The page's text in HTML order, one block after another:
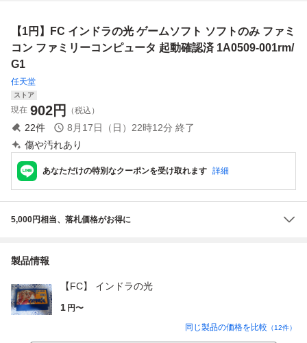
ータ
ンピュータ
【1円】FC インドラの光 ゲームソフト ソフトのみ ファミ
コン ファミリーコンピュータ 起動確認済 1A0509-001rm/
G1
任天堂
ストア
現在 902円 （税込）
22件 8月17日（日）22時12分 終了
傷や汚れあり
あなただけの特別なクーポンを受け取れます 詳細
5,000円相当、落札価格がお得に
製品情報
【FC】 インドラの光
1 円〜
同じ製品の価格を比較 （12件）